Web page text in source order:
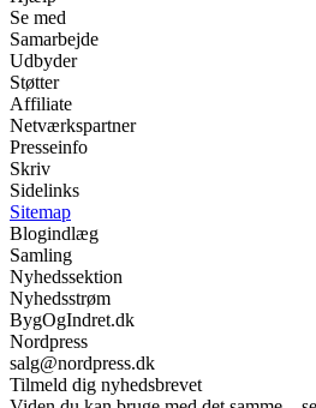
Se med
Samarbejde
Udbyder
Støtter
Affiliate
Netværkspartner
Presseinfo
Skriv
Sidelinks
Sitemap
Blogindlæg
Samling
Nyhedssektion
Nyhedsstrøm
BygOgIndret.dk
Nordpress
salg@nordpress.dk
Tilmeld dig nyhedsbrevet